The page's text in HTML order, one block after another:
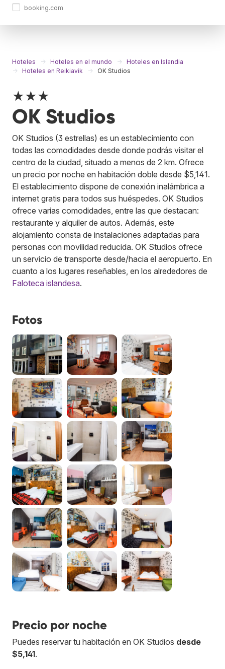
booking.com
Hoteles Hoteles en el mundo
Hoteles en Islandia
Hoteles en Reikiavik
OK Studios
★★★
OK Studios
OK Studios (3 estrellas) es un establecimiento con
todas las comodidades desde donde podrás visitar el
centro de la ciudad, situado a menos de 2 km. Ofrece
un precio por noche en habitación doble desde $5,141.
El establecimiento dispone de conexión inalámbrica a
internet gratis para todos sus huéspedes. OK Studios
ofrece varias comodidades, entre las que destacan:
restaurante y alquiler de autos. Además, este
alojamiento consta de instalaciones adaptadas para
personas con movilidad reducida. OK Studios ofrece
un servicio de transporte desde/hacia el aeropuerto. En
cuanto a los lugares reseñables, en los alrededores de
Faloteca islandesa.
Fotos
Precio por noche
Puedes reservar tu habitación en OK Studios desde
$5,141.